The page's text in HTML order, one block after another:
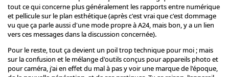
tout ce qui concerne plus généralement les rapports entre numérique
et pellicule sur le plan esthétique (après c'est vrai que c'est dommage
vu que ça parle aussi d'une mode propre à A24, mais bon, y a un lien
vers ces messages dans la discussion concernée).
Pour le reste, tout ça devient un poil trop technique pour moi ; mais
sur la confusion et le mélange d'outils conçus pour appareils photo et
pour caméra, j'ai en effet du mal à pas y voir une marque de l'époque,